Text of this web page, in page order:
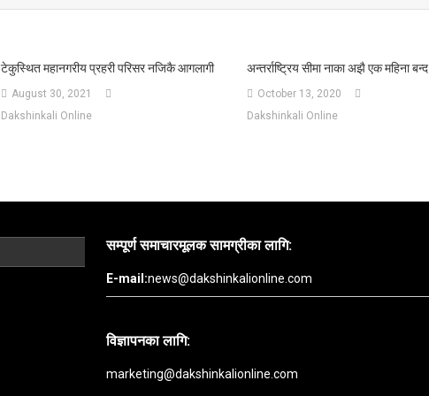
टेकुस्थित महानगरीय प्रहरी परिसर नजिकै आगलागी
August 30, 2021
Dakshinkali Online
अन्तर्राष्ट्रिय सीमा नाका अझै एक महिना बन्द
October 13, 2020
Dakshinkali Online
सम्पूर्ण समाचारमूलक सामग्रीका लागि:
E-mail:news@dakshinkalionline.com
विज्ञापनका लागि:
marketing@dakshinkalionline.com